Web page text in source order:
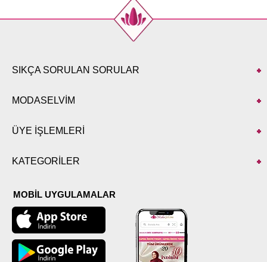
112
116
SIKÇA SORULAN SORULAR
MODASELVİM
ÜYE İŞLEMLERİ
KATEGORİLER
MOBİL UYGULAMALAR